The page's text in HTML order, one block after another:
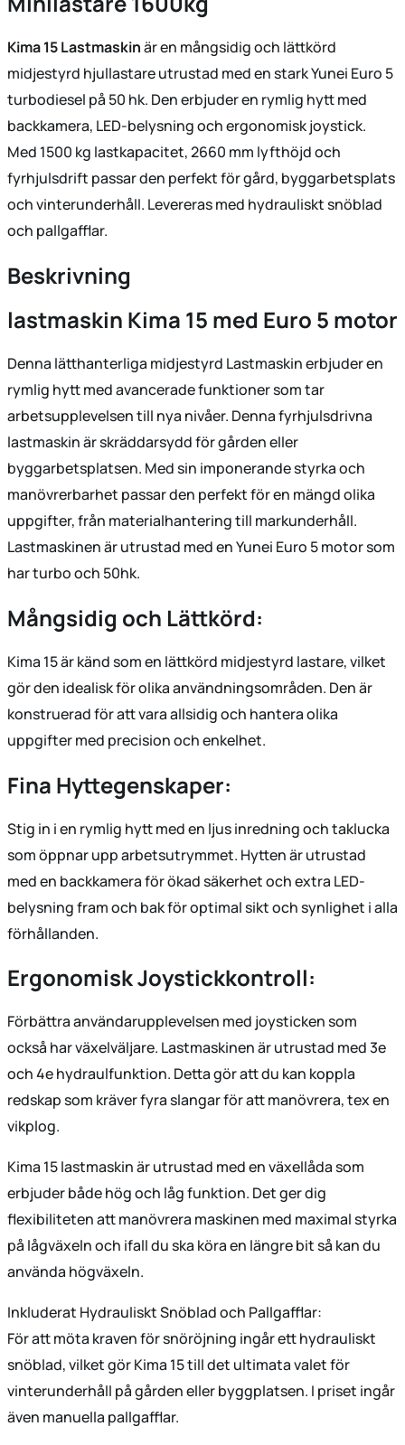
Kima 15 Lastmaskinär en mångsidig och lättkörd
midjestyrd hjullastare utrustad med en stark Yunei Euro 5
turbodiesel på 50 hk. Den erbjuder en rymlig hytt med
backkamera, LED-belysning och ergonomisk joystick.
Med 1500 kg lastkapacitet, 2660 mm lyfthöjd och
fyrhjulsdrift passar den perfekt för gård, byggarbetsplats
och vinterunderhåll. Levereras med hydrauliskt snöblad
och pallgafflar.
Beskrivning
lastmaskin Kima 15 med Euro 5 motor
Denna lätthanterliga midjestyrd Lastmaskin erbjuder en
rymlig hytt med avancerade funktioner som tar
arbetsupplevelsen till nya nivåer. Denna fyrhjulsdrivna
lastmaskin är skräddarsydd för gården eller
byggarbetsplatsen. Med sin imponerande styrka och
manövrerbarhet passar den perfekt för en mängd olika
uppgifter, från materialhantering till markunderhåll.
Lastmaskinen är utrustad med en Yunei Euro 5 motor som
har turbo och 50hk.
Mångsidig och Lättkörd:
Kima 15 är känd som en lättkörd midjestyrd lastare, vilket
gör den idealisk för olika användningsområden. Den är
konstruerad för att vara allsidig och hantera olika
uppgifter med precision och enkelhet.
Fina Hyttegenskaper:
Stig in i en rymlig hytt med en ljus inredning och taklucka
som öppnar upp arbetsutrymmet. Hytten är utrustad
med en backkamera för ökad säkerhet och extra LED-
belysning fram och bak för optimal sikt och synlighet i alla
förhållanden.
Ergonomisk Joystickkontroll:
Förbättra användarupplevelsen med joysticken som
också har växelväljare. Lastmaskinen är utrustad med 3e
och 4e hydraulfunktion. Detta gör att du kan koppla
redskap som kräver fyra slangar för att manövrera, tex en
vikplog.
Kima 15 lastmaskin är utrustad med en växellåda som
erbjuder både hög och låg funktion. Det ger dig
flexibiliteten att manövrera maskinen med maximal styrka
på lågväxeln och ifall du ska köra en längre bit så kan du
använda högväxeln.
Inkluderat Hydrauliskt Snöblad och Pallgafflar:
För att möta kraven för snöröjning ingår ett hydrauliskt
snöblad, vilket gör Kima 15 till det ultimata valet för
vinterunderhåll på gården eller byggplatsen. I priset ingår
även manuella pallgafflar.